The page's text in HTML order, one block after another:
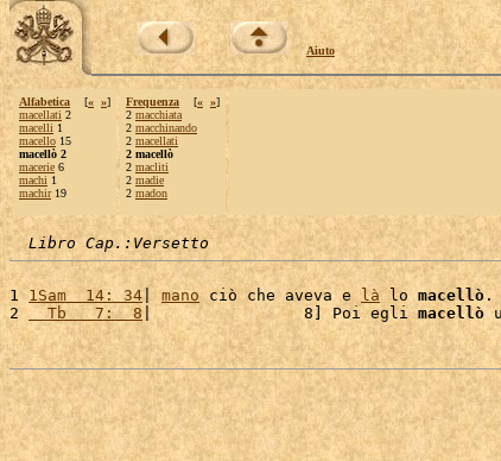
Aiuto
Alfabetica [« »]
macellati 2
macelli 1
macello 15
macellò 2
macerie 6
machi 1
machir19
Frequenza [« »]
2 macchiata
2 macchinando
2 macellati
2 macellò
2 macliti
2 madie
2 madon
Libro Cap.:Versetto
1 1Sam  14: 34| mano ciò che aveva e là lo macellò .
2
  Tb   7:  8
|                8] Poi egli macellò